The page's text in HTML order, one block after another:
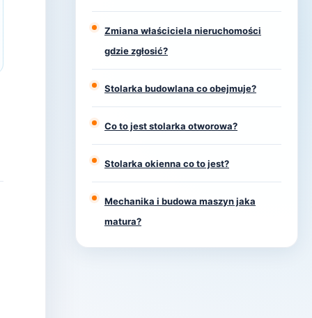
Zmiana właściciela nieruchomości
gdzie zgłosić?
Stolarka budowlana co obejmuje?
Co to jest stolarka otworowa?
Stolarka okienna co to jest?
Mechanika i budowa maszyn jaka
matura?